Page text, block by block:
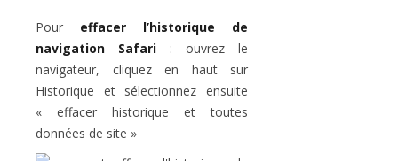
Pour effacer l’historique de
navigation Safari : ouvrez le
navigateur, cliquez en haut sur
Historique et sélectionnez ensuite
« effacer historique et toutes
données de site »